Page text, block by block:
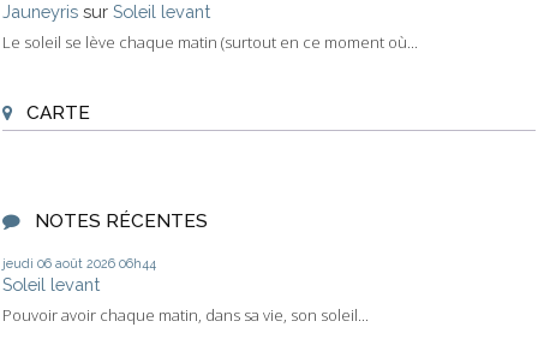
Jauneyris sur Soleil levant
Le soleil se lève chaque matin (surtout en ce moment où...
CARTE
NOTES RÉCENTES
jeudi 06 août 2026 06h44
Soleil levant
Pouvoir avoir chaque matin, dans sa vie, son soleil...